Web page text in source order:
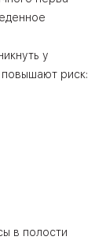
у
риск:
в полости